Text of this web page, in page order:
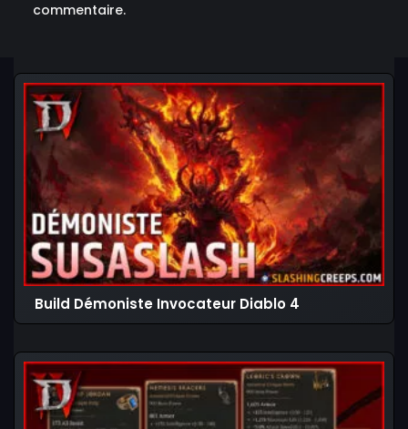
commentaire.
Build Démoniste Invocateur Diablo 4